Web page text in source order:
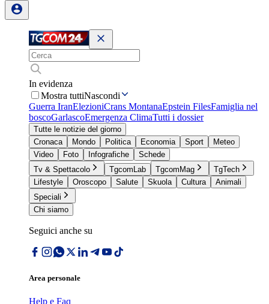
In evidenza
Mostra tuttiNascondi
Guerra IranElezioniCrans MontanaEpstein FilesFamiglia nel
boscoGarlascoEmergenza ClimaTutti i dossier
Tutte le notizie del giorno
Cronaca
Mondo Politica Economia Sport
Meteo
Video
Foto Infografiche
Schede
Tv & Spettacolo
TgcomLab TgcomMag
TgTech
Lifestyle
Oroscopo Salute Skuola Cultura
Animali
Speciali
Chi siamo
Seguici anche su
Area personale
Help e Faq